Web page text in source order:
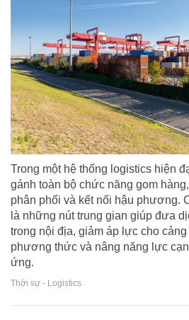
Trong một hệ thống logistics hiện
gánh toàn bộ chức năng gom
phân phối và kết nối hậu phương.
là những nút trung gian giúp đưa
trong nội địa, giảm áp lực cho
phương thức và nâng năng lực
ứng.
Thời sự - Logistics